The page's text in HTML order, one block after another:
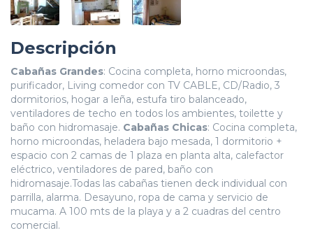
Descripción
Cabañas Grandes: Cocina completa, horno microondas,
purificador, Living comedor con TV CABLE, CD/Radio, 3
dormitorios, hogar a leña, estufa tiro balanceado,
ventiladores de techo en todos los ambientes, toilette y
baño con hidromasaje. Cabañas Chicas: Cocina completa,
horno microondas, heladera bajo mesada, 1 dormitorio +
espacio con 2 camas de 1 plaza en planta alta, calefactor
eléctrico, ventiladores de pared, baño con
hidromasaje.Todas las cabañas tienen deck individual con
parrilla, alarma. Desayuno, ropa de cama y servicio de
mucama. A 100 mts de la playa y a 2 cuadras del centro
comercial.